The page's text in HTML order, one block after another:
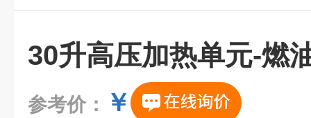
30升高压加热单元-燃
参考价： ￥